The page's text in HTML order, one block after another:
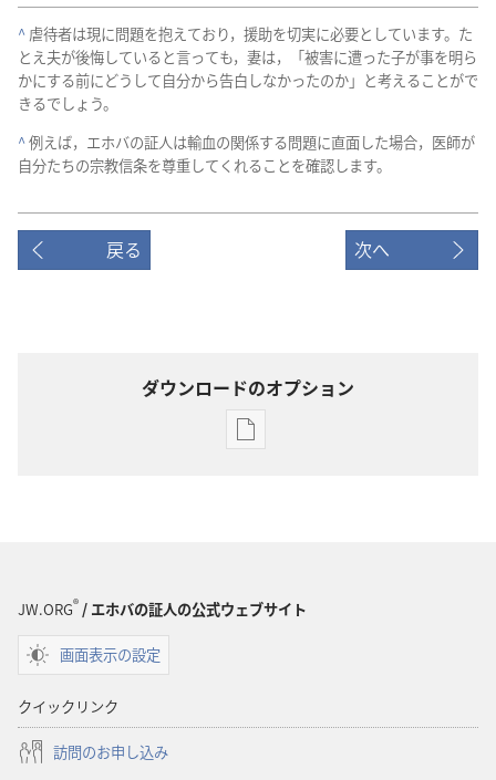
^ 虐待者は現に問題を抱えており，援助を切実に必要と しています。た
とえ夫が後悔していると言っても，妻は，「被害に遭った子が事を明ら
かにする前にどうして自分から告白 しなかったのか」と考えることがで
きるでしょ う。
^例えば，エホバの証人は輸血の関係する問題に直面した場合，医師が
自分たちの宗教信条を尊重して くれることを確認します。
戻る 次へ
ダウンロードのオプション
出
ン
JW.ORG® / エホバの証人の公式ウェブサイト
画面表示の設定
クイックリンク
訪問のお申し込み